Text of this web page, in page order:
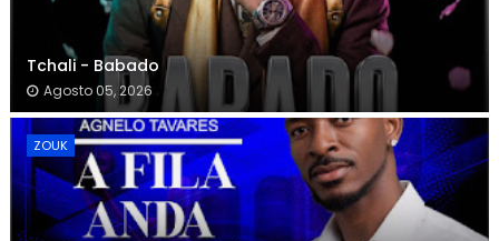
Tchali - Babado
Agosto 05, 2026
ZOUK